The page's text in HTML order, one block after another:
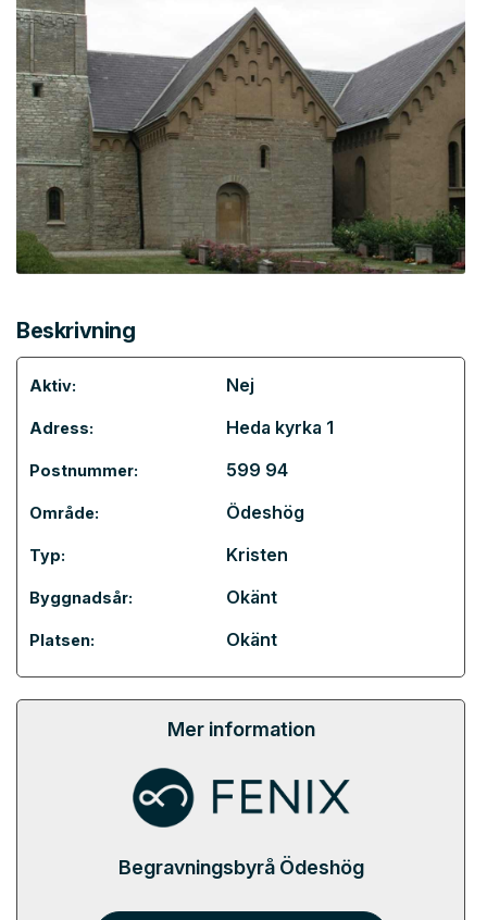
Beskrivning
Aktiv: Nej
Adress: Heda kyrka 1
Postnummer: 599 94
Område: Ödeshög
Typ: Kristen
Byggnadsår: Okänt
Platsen: Okänt
Mer information
Begravningsbyrå Ödeshög